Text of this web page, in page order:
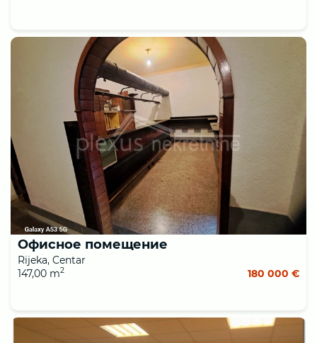
Офисное помещение
Rijeka, Centar
147,00 m2 180 000 €